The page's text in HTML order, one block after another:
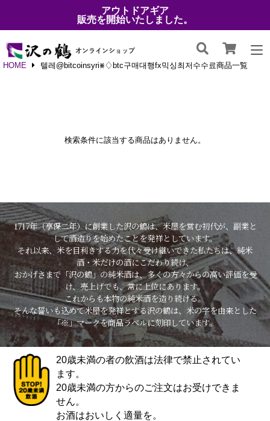
アウトドアギア
販売を開始いたしました。
HOME 텔레@bitcoinsyri⨳♢btc구매대행fx믹싱최저수수료商品一覧
検索条件に該当する商品はありません。
1717年（享保二年）に創業した沢の鶴は、米屋を営む初代が、副業と
して酒造りを始めたことを発祥としています。
それ以来、米を目利きする力を代々受け継いできた私たちは、純米
酒・米だけの酒にこだわり続け、
おかげさまで「沢の鶴」の純米酒は、多くの方々からの高い評価を受
け、売上げでも、常に上位にあります。
これからも本物の純米酒を造り続ける。
そんな誓いも込めて米屋を発祥とする沢の鶴は、米の字を由来とした
「※」マークを商品ラベルに刻印しています。
20歳未満の者の飲酒は法律で禁止されてい
ます。
20歳未満の方からのご注文はお受けできま
せん。
お酒はおいしく適量を。